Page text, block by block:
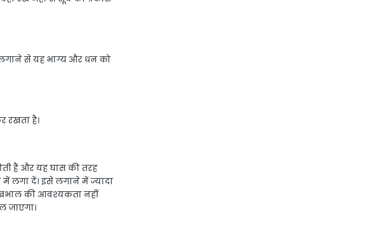
से यह भाग्य और धन को
रखता है।
हैं और यह घास की तरह
लगा दें। इसे लगाने में ज्यादा
की आवश्‍यकता नहीं
जाएगा।